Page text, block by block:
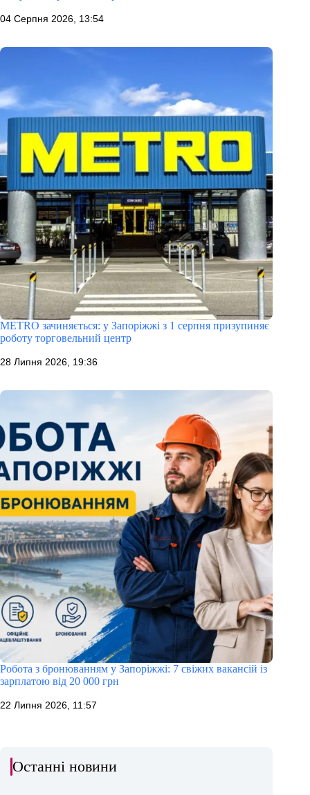
04 Серпня 2026, 13:54
METRO зачиняється: у Запоріжжі з 1 серпня призупиняє
роботу торговельний центр
28 Липня 2026, 19:36
Робота з бронюванням у Запоріжжі: 7 свіжих вакансій із
зарплатою від 20 000 грн
22 Липня 2026, 11:57
Останні новини